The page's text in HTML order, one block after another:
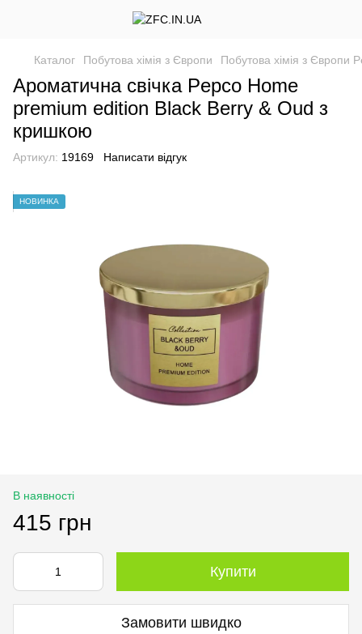
Каталог Побутова хімія з Європи Побутова хімія з Європи
Ароматична свічка Pepco Home
premium edition Black Berry & Oud з
кришкою
Артикул: 19169 Написати відгук
НОВИНКА
В наявності
415 грн
Купити
Замовити швидко